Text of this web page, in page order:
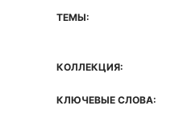
ТЕМЫ:
КОЛЛЕКЦИЯ:
КЛЮЧЕВЫЕ СЛОВА: